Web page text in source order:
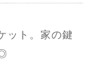
ット。家の鍵